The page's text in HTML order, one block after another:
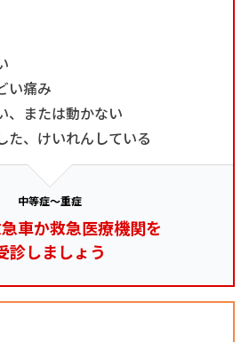
い痛み
、または動かない
た、けいれんしている
中等症～重症
車か救急医療機関を
診しましょう